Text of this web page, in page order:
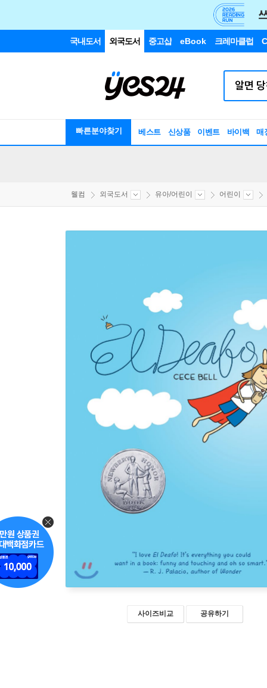
국내도서 외국도서 중고샵 eBook 크레마클럽
빠른분야찾기 베스트 신상품 이벤트 바이백 매
웰컴 외국도서 유아/어린이 어린이
사이즈비교 공유하기